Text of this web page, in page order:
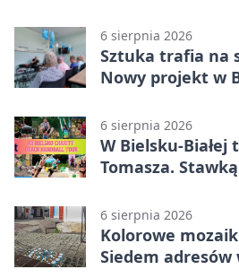
6 sierpnia 2026
Sztuka trafia na
Nowy projekt w
6 sierpnia 2026
W Bielsku-Białej
Tomasza.
6 sierpnia 2026
Kolorowe
Siedem